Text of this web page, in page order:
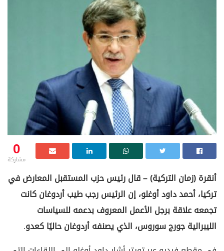
0
مشاركة
أنقرة (زمان التركية) – قال رئيس حزب المستقبل المعارض في
تركيا، أحمد داود أوغلو، إن الرئيس رجب طيب أردوغان كانت
تجمعه علاقة برجل الأعمل المعروف بدعمه للسياسات
الليبرالية جورج سوروس، الذي يصنفه أردوغان حاليًا كعدو.